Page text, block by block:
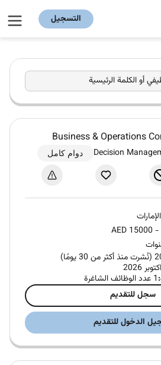
التسجيل
أو الكلمة الرئيسية
Business & Operations
Decision دوام كامل
الإمارات
AED 15000
1 عدد الوظائف الشاغرة
سجل للتقديم
الدخول للتقديم